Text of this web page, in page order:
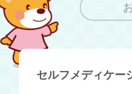
セルフメディケー